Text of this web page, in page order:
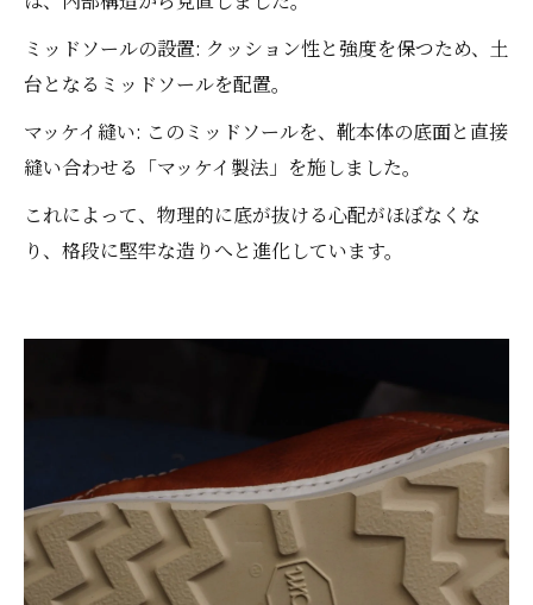
ミッドソールの設置: クッション性と強度を保つため、土
台となるミッドソールを配置。
マッケイ縫い: このミッドソールを、靴本体の底面と直接
縫い合わせる「マッケイ製法」を施しました。
これによって、物理的に底が抜ける心配がほぼなくな
り、格段に堅牢な造りへと進化しています。